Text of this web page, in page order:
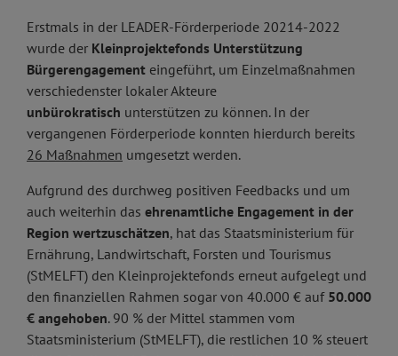
Erstmals in der LEADER-Förderperiode 20214-2022
wurde der Kleinprojektefonds Unterstützung
Bürgerengagement eingeführt, um Einzelmaßnahmen
verschiedenster lokaler Akteure
unbürokratisch unterstützen zu können. In der
vergangenen Förderperiode konnten hierdurch bereits
26 Maßnahmen umgesetzt werden.
Aufgrund des durchweg positiven Feedbacks und um
auch weiterhin das ehrenamtliche Engagement in der
Region wertzuschätzen, hat das Staatsministerium für
Ernährung, Landwirtschaft, Forsten und Tourismus
(StMELFT) den Kleinprojektefonds erneut aufgelegt und
den finanziellen Rahmen sogar von 40.000 € auf 50.000
€ angehoben. 90 % der Mittel stammen vom
Staatsministerium (StMELFT), die restlichen 10 % steuert